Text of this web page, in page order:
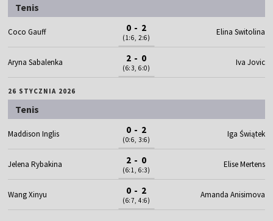
Tenis
Coco Gauff 0 - 2
(1:6, 2:6)
Elina Switolina
Aryna Sabalenka 2 - 0
(6:3, 6:0)
Iva Jovic
26 STYCZNIA 2026
Tenis
Maddison Inglis 0 - 2
(0:6, 3:6)
Iga Świątek
Jelena Rybakina 2 - 0
(6:1, 6:3)
Elise Mertens
Wang Xinyu 0 - 2
(6:7, 4:6)
Amanda Anisimova